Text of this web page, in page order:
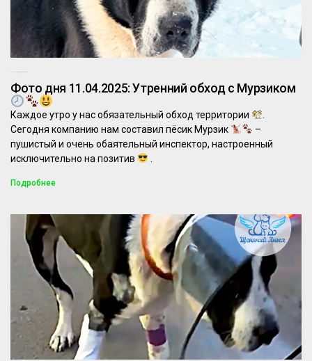
Фото дня 11.04.2025: Утренний обход с Мурзиком
Каждое утро у нас обязательный обход территории
Сегодня компанию нам составил пёсик Мурзик
–
пушистый и очень обаятельный инспектор, настроенный
исключительно на позитив
Подробнее